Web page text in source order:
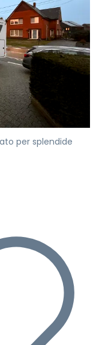
per splendide